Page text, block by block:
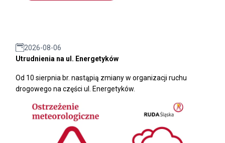
2026-08-06
Utrudnienia na ul. Energetyków
Od 10 sierpnia br. nastąpią zmiany w organizacji ruchu
drogowego na części ul. Energetyków.